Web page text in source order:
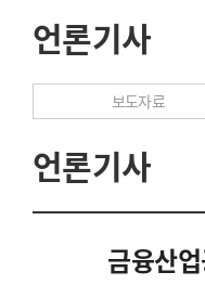
언론기사
보도자료
언론기사
금융산